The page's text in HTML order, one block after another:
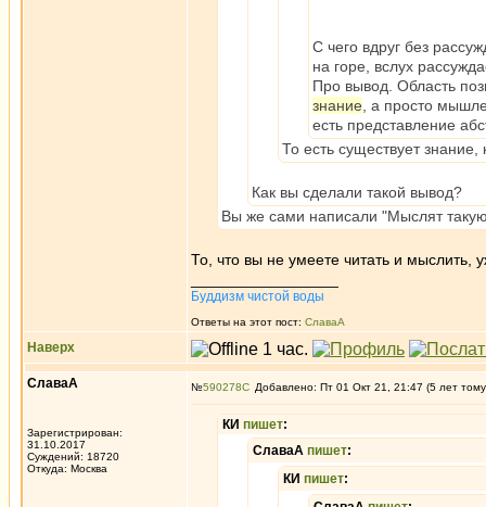
С чего вдруг без
на горе, вслух
Про вывод. Область
знание , а просто
есть представление
То есть существует
Как вы сделали такой вывод?
Вы же сами написали "Мыслят
То, что вы не умеете читать и мыслить,
Буддизм чистой воды
Ответы на этот пост: СлаваА
Наверх
СлаваА
Зарегистрирован:
31.10.2017
Суждений: 18720
Откуда: Москва
№590278 Добавлено: Пт 01 Окт 21, 21:47 (5 лет
КИ пишет:
СлаваА пишет:
КИ пишет: